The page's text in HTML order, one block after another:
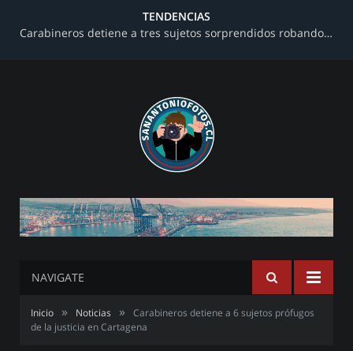
TENDENCIAS
Carabineros detiene a tres sujetos sorprendidos robando al interior de una farmacia en avenida Barros Luco
NAVIGATE
Inicio » Noticias »
Carabineros detiene a 6 sujetos prófugos
de la justicia en Cartagena